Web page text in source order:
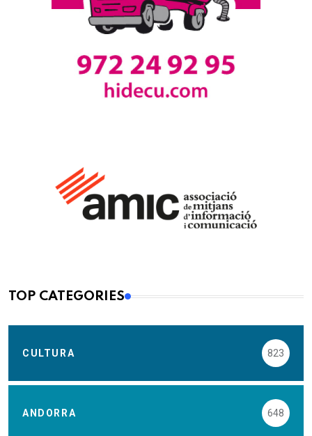
TOP CATEGORIES
CULTURA 823
ANDORRA 648